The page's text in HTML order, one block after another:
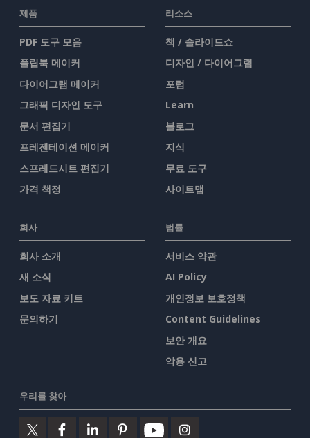
제품
PDF 도구 모음
플립북 메이커
다이어그램 메이커
그래픽 디자인 도구
문서 편집기
프레젠테이션 메이커
스프레드시트 편집기
가격 책정
리소스
책 / 슬라이드쇼
디자인 / 다이어그램
포럼
Learn
블로그
지식
무료 도구
사이트맵
회사
회사 소개
새 소식
보도 자료 키트
문의하기
법률
서비스 약관
AI Policy
개인정보 보호정책
Content Guidelines
보안 개요
악용 신고
우리를 찾아